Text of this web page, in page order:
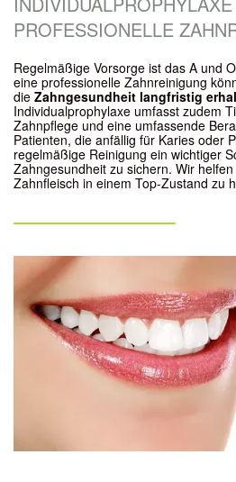
PROFESSIONELLE
Regelmäßige Vorsorge ist das A und
eine professionelle Zahnreinigung
die Zahngesundheit langfristig
Individualprophylaxe umfasst zudem
Zahnpflege und eine umfassende
Patienten, die anfällig für Karies oder
regelmäßige Reinigung ein wichtiger
Zahngesundheit zu sichern. Wir
Zahnfleisch in einem Top-Zustand zu